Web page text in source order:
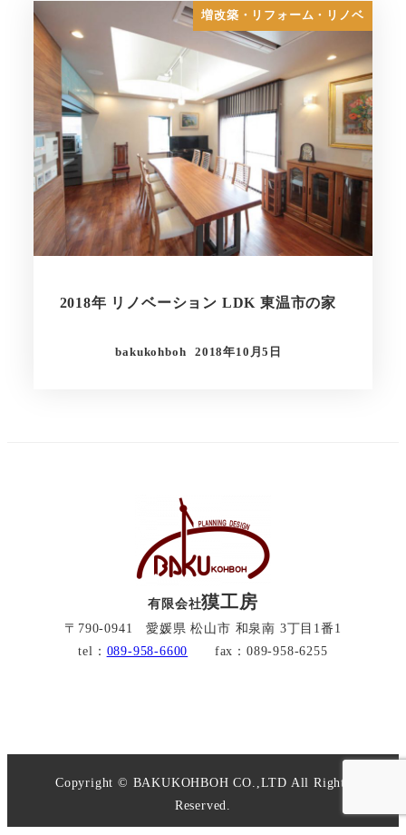
増改築・リフォーム・リノベ
2018年 リノベーション LDK 東温市の家
bakukohboh 2018年10月5日
有限会社獏工房
〒790-0941 愛媛県 松山市 和泉南 3丁目1番1
tel： 089-958-6600 fax：089-958-6255
Copyright © BAKUKOHBOH CO.,LTD All Rights
Reserved.